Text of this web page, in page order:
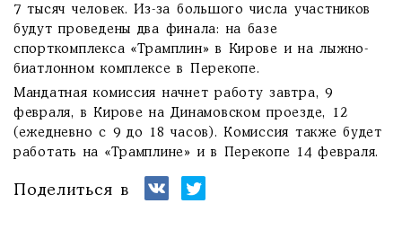
7 тысяч человек. Из-за большого числа участников
будут проведены два финала: на базе
спорткомплекса «Трамплин» в Кирове и на лыжно-
биатлонном комплексе в Перекопе.
Мандатная комиссия начнет работу завтра, 9
февраля, в Кирове на Динамовском проезде, 12
(ежедневно с 9 до 18 часов). Комиссия также будет
работать на «Трамплине» и в Перекопе 14 февраля.
Поделиться в